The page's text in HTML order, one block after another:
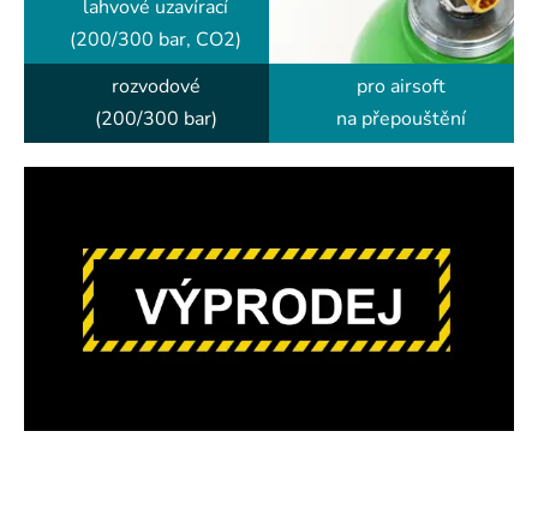
lahvové uzavírací
(200/300 bar, CO2)
rozvodové
(200/300 bar)
pro airsoft
na přepouštění